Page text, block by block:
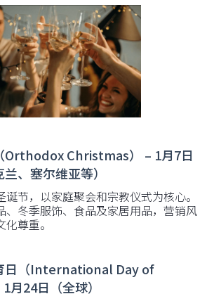
Orthodox Christmas） – 1月7日
兰、塞尔维亚等）
节，以家庭聚会和宗教仪式为核心。
、冬季服饰、食品及家居用品，营销风
尊重。
日（International Day of
24日（全球）